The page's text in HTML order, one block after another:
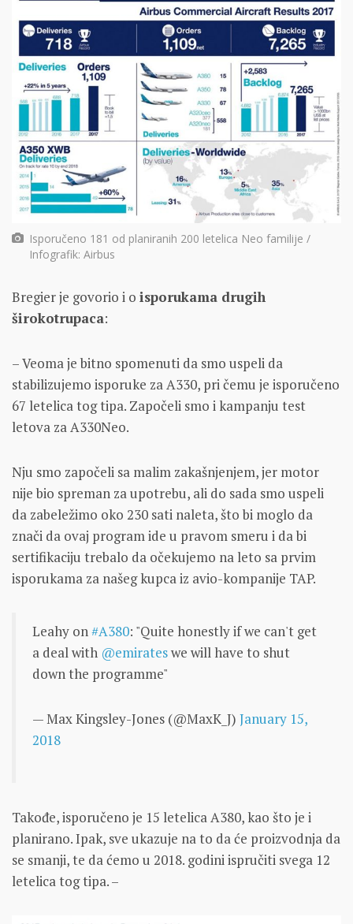
Isporučeno 181 od planiranih 200 letelica Neo familije /
Infografik: Airbus
Bregier je govorio i o isporukama drugih
širokotrupaca:
– Veoma je bitno spomenuti da smo uspeli da
stabilizujemo isporuke za A330, pri čemu je isporučeno
67 letelica tog tipa. Započeli smo i kampanju test
letova za A330Neo.
Nju smo započeli sa malim zakašnjenjem, jer motor
nije bio spreman za upotrebu, ali do sada smo uspeli
da zabeležimo oko 230 sati naleta, što bi moglo da
znači da ovaj program ide u pravom smeru i da bi
sertifikaciju trebalo da očekujemo na leto sa prvim
isporukama za našeg kupca iz avio-kompanije TAP.
Leahy on#A380: "Quite honestly if we can't get
a deal with @emirateswe will have to shut
down the programme"
— Max Kingsley-Jones (@MaxK_J) January 15,
2018
Takođe, isporučeno je 15 letelica A380, kao što je i
planirano. Ipak, sve ukazuje na to da će proizvodnja da
se smanji, te da ćemo u 2018. godini ispručiti svega 12
letelica tog tipa. –